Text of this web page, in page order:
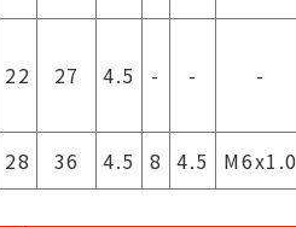
22 27 4.5 - - -
28 36 4.5 8 4.5 M6x1.0